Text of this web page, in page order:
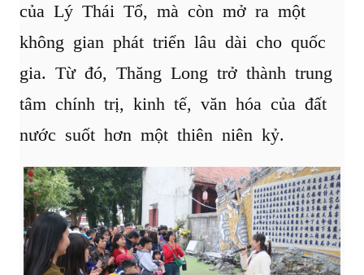
của Lý Thái Tổ, mà còn mở ra một
không gian phát triển lâu dài cho quốc
gia. Từ đó, Thăng Long trở thành trung
tâm chính trị, kinh tế, văn hóa của đất
nước suốt hơn một thiên niên kỷ.